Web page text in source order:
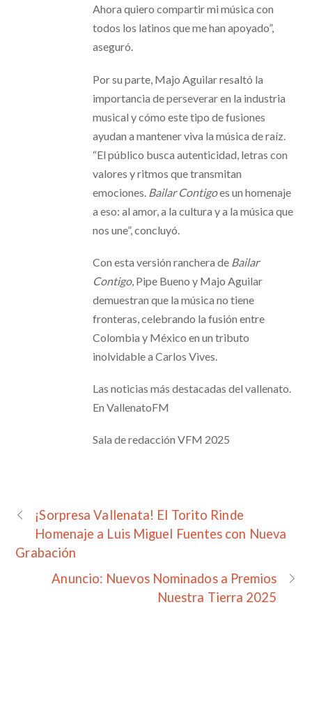
Ahora quiero compartir mi música con
todos los latinos que me han apoyado”,
aseguró.
Por su parte, Majo Aguilar resaltó la
importancia de perseverar en la industria
musical y cómo este tipo de fusiones
ayudan a mantener viva la música de raíz.
“El público busca autenticidad, letras con
valores y ritmos que transmitan
emociones. Bailar Contigoes un homenaje
a eso: al amor, a la cultura y a la música que
nos une”, concluyó.
Con esta versión ranchera de Bailar
Contigo, Pipe Bueno y Majo Aguilar
demuestran que la música no tiene
fronteras, celebrando la fusión entre
Colombia y México en un tributo
inolvidable a Carlos Vives.
Las noticias más destacadas del vallenato.
En VallenatoFM
Sala de redacción VFM 2025
¡Sorpresa Vallenata! El Torito Rinde
Homenaje a Luis Miguel Fuentes con Nueva
Grabación
Anuncio: Nuevos Nominados a Premios
Nuestra Tierra 2025